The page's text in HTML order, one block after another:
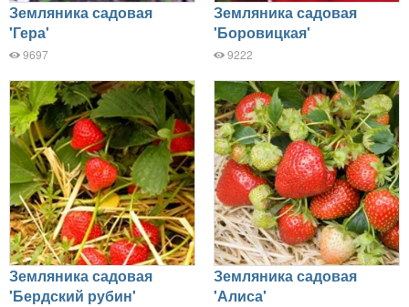
Земляника садовая
'Гера'
9697
Земляника садовая
'Боровицкая'
9222
Земляника садовая
'Бердский рубин'
Земляника садовая
'Алиса'